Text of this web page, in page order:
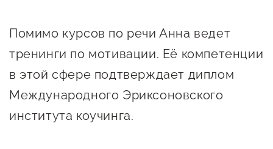
производства
Нормативные
документы
Организации,
предоставляющие поддержку
Интерактивные сервисы
Каталог маркетплейсов
Помимо курсов по речи Анна ведет
тренинги по мотивации. Её компетенции
в этой сфере подтверждает диплом
Международного Эриксоновского
института коучинга.